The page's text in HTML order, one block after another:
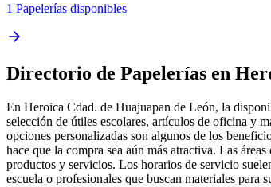
1 Papelerías disponibles
Directorio de Papelerías en
En Heroica Cdad. de Huajuapan de León, la
selección de útiles escolares, artículos de oficina y
opciones personalizadas son algunos de los
hace que la compra sea aún más atractiva. Las
productos y servicios. Los horarios de servicio
escuela o profesionales que buscan materiales para